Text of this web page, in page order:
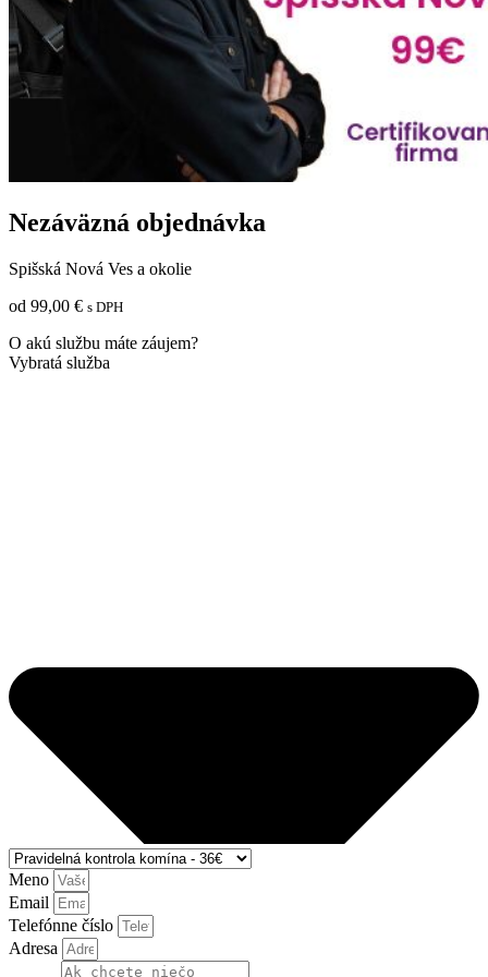
odborníkov s ľudským prístupom. Ďakujeme.
Nezáväzná objednávka
Spišská Nová Ves a okolie
od 99,00 € s DPH
O akú službu máte záujem?
Vybratá služba
Meno
Email
Telefónne číslo
Adresa